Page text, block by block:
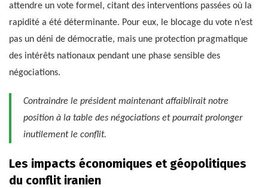
attendre un vote formel, citant des interventions passées où la
rapidité a été déterminante. Pour eux, le blocage du vote n’est
pas un déni de démocratie, mais une protection pragmatique
des intérêts nationaux pendant une phase sensible des
négociations.
Contraindre le président maintenant affaiblirait notre
position à la table des négociations et pourrait prolonger
inutilement le conflit.
Les impacts économiques et géopolitiques
du conflit iranien